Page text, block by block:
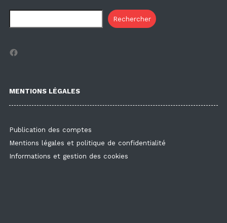
Rechercher
Facebook
MENTIONS LÉGALES
Publication des comptes
Mentions légales et politique de confidentialité
Informations et gestion des cookies